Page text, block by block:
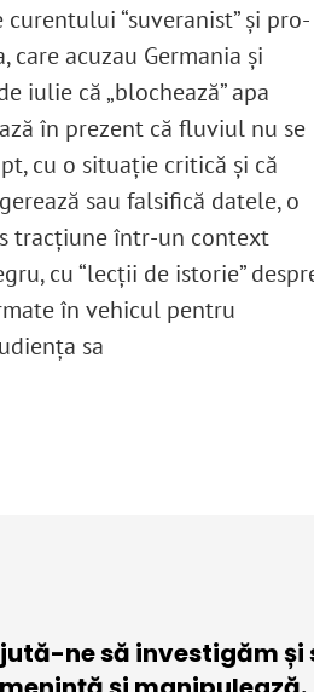
“suveranist” și pro-
care acuzau Germania și
iulie că „blochează” apa
în prezent că fluviul nu se
cu o situație critică și că
sau falsifică datele, o
tracțiune într-un context
cu “lecții de istorie”
în vehicul pentru
sa
ne să investigăm și